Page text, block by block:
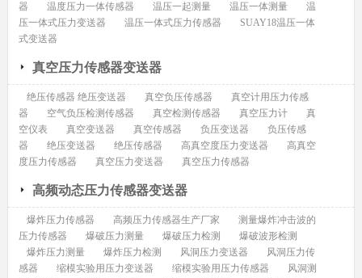
器
温度压力一体传感器 温压一起测量 温压一体测量
温
压一体式压力变送器
温压一体式压力传感器
SUAY18温压一体
式变送器
真空压力传感器变送器
绝压传感器 绝压变送器 真空负压传感器
真空计用压力传感
器
空气负压检测传感器 真空检测传感器 真空压力计
真
空仪表
真空变送器 真空传感器 负压变送器
负压传感
器
绝压变送器 绝压传感器 高真空度压力变送器
高真空
度压力传感器
真空压力变送器 真空压力传感器
高频动态压力传感器变送器
爆炸压力传感器 高频压力传感器生产厂家
测量爆炸冲击波的
压力传感器
爆破压力测量 爆破压力检测
爆破波形检测
爆炸压力测量
爆炸压力检测 风洞压力变送器
风洞压力传
感器
缩模实验用压力变送器 缩模实验用压力传感器
风洞测